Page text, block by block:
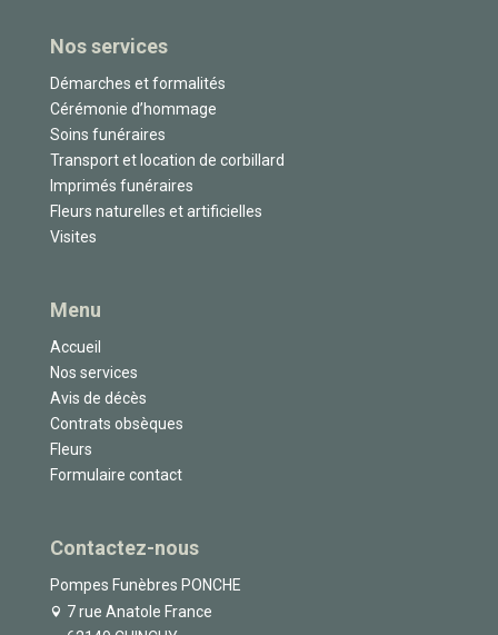
Nos services
Démarches et formalités
Cérémonie d’hommage
Soins funéraires
Transport et location de corbillard
Imprimés funéraires
Fleurs naturelles et artificielles
Visites
Menu
Accueil
Nos services
Avis de décès
Contrats obsèques
Fleurs
Formulaire contact
Contactez-nous
Pompes Funèbres PONCHE
7 rue Anatole France